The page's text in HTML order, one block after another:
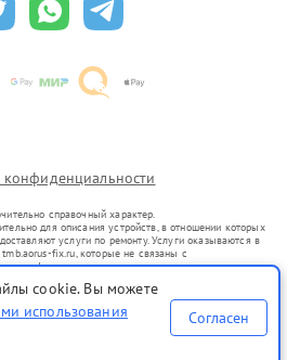
справочный характер.
для описания устройств, в отношении которых
услуги по ремонту. Услуги оказываются в
fix.ru, которые не связаны с
их официальными представителями.
введенных в гражданский оборот в соответствии
цели индивидуализации услуг или введения
информирования о предоставляемых услугах по
является публичной офертой, определяемой
cookie. Вы можете
использования
Согласен